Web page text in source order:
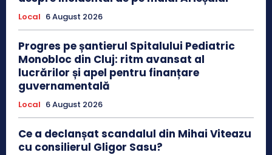
Local 6 August 2026
Progres pe șantierul Spitalului Pediatric
Monobloc din Cluj: ritm avansat al
lucrărilor și apel pentru finanțare
guvernamentală
Local 6 August 2026
Ce a declanșat scandalul din Mihai Viteazu
cu consilierul Gligor Sasu?